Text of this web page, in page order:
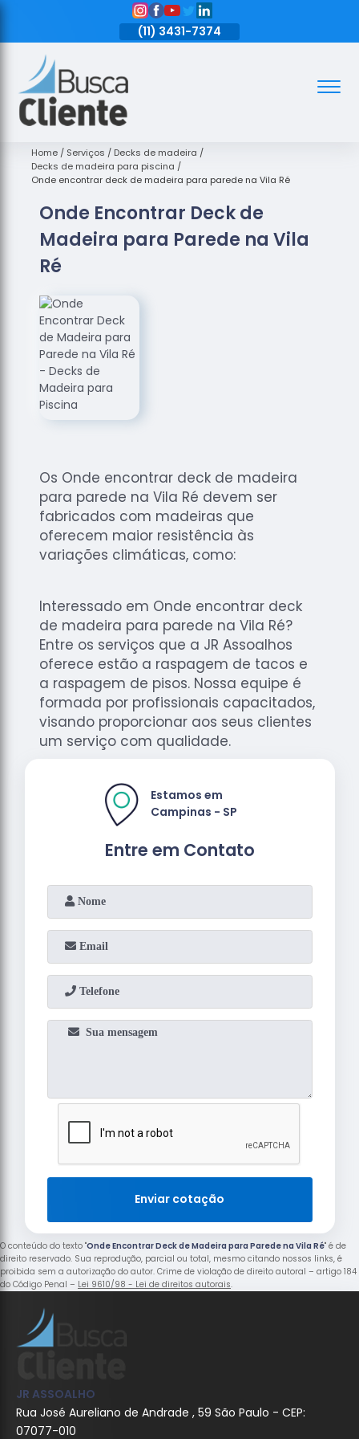
(11) 3431-7374
Assoalhos
de Madeira
Decks de
Empresas
de
Assoalhos
de Madeira
Loja de
Assoalhos
Raspagem
de
Assoalhos
Raspagem
de Tacos
de
Madeiras
Raspagens
de Pisos
Home Serviços
Decks de madeira
Decks de madeira para piscina
Onde encontrar deck de madeira para parede na Vila Ré
Onde Encontrar Deck de
Madeira para Parede na Vila
Ré
Os Onde encontrar deck de madeira
para parede na Vila Ré devem ser
fabricados com madeiras que
oferecem maior resistência às
variações climáticas, como:
Interessado em Onde encontrar deck
de madeira para parede na Vila Ré?
Entre os serviços que a JR Assoalhos
oferece estão a raspagem de tacos e
a raspagem de pisos. Nossa equipe é
formada por profissionais capacitados,
visando proporcionar aos seus clientes
um serviço com qualidade.
Entre em Contato
Estamos em
Campinas - SP
Enviar cotação
O conteúdo do texto "Onde Encontrar Deck de Madeira para Parede na Vila Ré" é de
direito reservado. Sua reprodução, parcial ou total, mesmo citando nossos links, é
proibida sem a autorização do autor. Crime de violação de direito autoral – artigo 184
do Código Penal – Lei 9610/98 - Lei de direitos autorais.
JR ASSOALHO
Rua José Aureliano de Andrade , 59 São Paulo - CEP:
07077-010